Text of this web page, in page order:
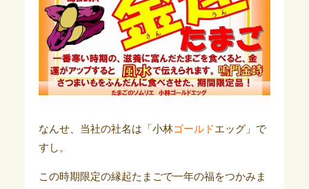
なんせ、当社の社名は「小林ゴールドエッグ」で
すし。
この時期限定の縁起たまごで一年の福をつかみま